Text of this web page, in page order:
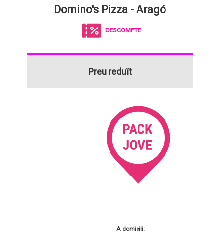
Domino's Pizza - Aragó
DESCOMPTE
Preu reduït
A domicili: